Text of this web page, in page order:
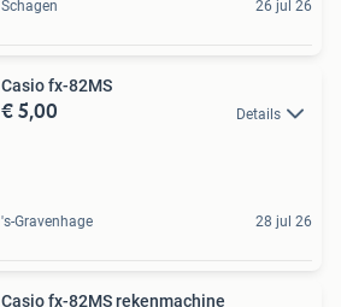
Schagen 26 jul 26
Casio fx-82MS
€ 5,00 Details
's-Gravenhage 28 jul 26
Casio fx-82MS rekenmachine